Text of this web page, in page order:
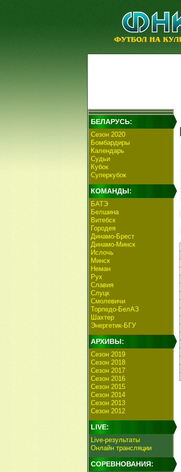
БЕЛАРУСЬ:
Сезон 2020
Бомбардиры
Календарь
Судьи
Кубок
Суперкубок
КОМАНДЫ:
БАТЭ
Белшина
Витебск
Городея
Динамо-Брест
Динамо-Минск
Ислочь
Минск
Неман
Рух
Славия
Слуцк
Смолевичи
Торпедо-БелАЗ
Шахтер
Энергетик-БГУ
АРХИВЫ:
Сезон 2019
Сезон 2018
Сезон 2017
Сезон 2016
Сезон 2015
Сезон 2014
Сезон 2013
Сезон 2012
LIVE:
Live-результаты
Онлайн трансляции
СОРЕВНОВАНИЯ: